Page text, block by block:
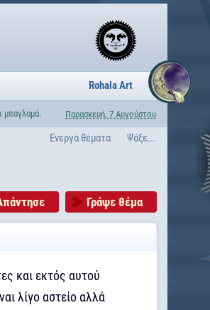
Rohala Art
μπαγλαμά. Παρασκευή, 7 Αυγούστου
Ενεργά θέματα Ψάξε...
Γράψε θέμα
και εκτός αυτού
λίγο αστείο αλλά